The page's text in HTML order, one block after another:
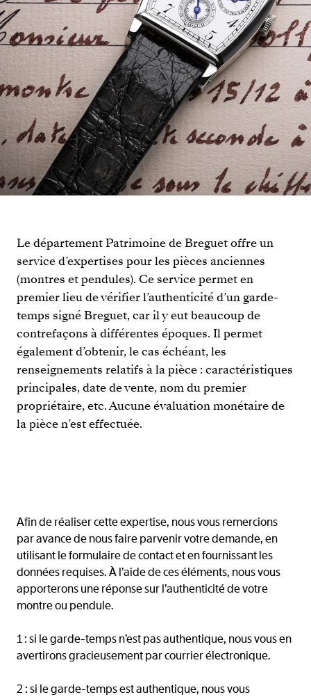
Le département Patrimoine de Breguet offre un
service d’expertises pour les pièces anciennes
(montres et pendules). Ce service permet en
premier lieu de vérifier l’authenticité d’un garde-
temps signé Breguet, car il y eut beaucoup de
contrefaçons à différentes époques. Il permet
également d’obtenir, le cas échéant, les
renseignements relatifs à la pièce : caractéristiques
principales, date de vente, nom du premier
propriétaire, etc. Aucune évaluation monétaire de
la pièce n’est effectuée.
Afin de réaliser cette expertise, nous vous remercions
par avance de nous faire parvenir votre demande, en
utilisant le formulaire de contact et en fournissant les
données requises. À l’aide de ces éléments, nous vous
apporterons une réponse sur l’authenticité de votre
montre ou pendule.
1 : si le garde-temps n’est pas authentique, nous vous en
avertirons gracieusement par courrier électronique.
2 : si le garde-temps est authentique, nous vous